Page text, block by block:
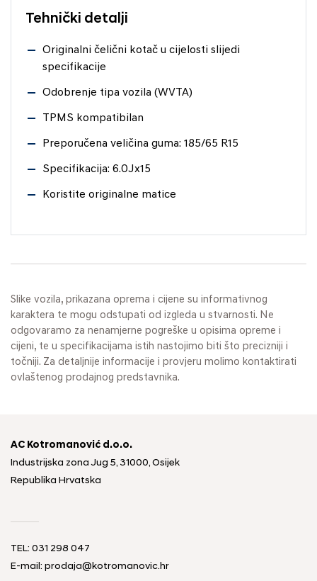
Tehnički detalji
Originalni čelični kotač u cijelosti slijedi
specifikacije
Odobrenje tipa vozila (WVTA)
TPMS kompatibilan
Preporučena veličina guma: 185/65 R15
Specifikacija: 6.0Jx15
Koristite originalne matice
Slike vozila, prikazana oprema i cijene su informativnog
karaktera te mogu odstupati od izgleda u stvarnosti. Ne
odgovaramo za nenamjerne pogreške u opisima opreme i
cijeni, te u specifikacijama istih nastojimo biti što precizniji i
točniji. Za detaljnije informacije i provjeru molimo kontaktirati
ovlaštenog prodajnog predstavnika.
AC Kotromanović d.o.o.
Industrijska zona Jug 5, 31000, Osijek
Republika Hrvatska
TEL: 031 298 047
E-mail: prodaja@kotromanovic.hr